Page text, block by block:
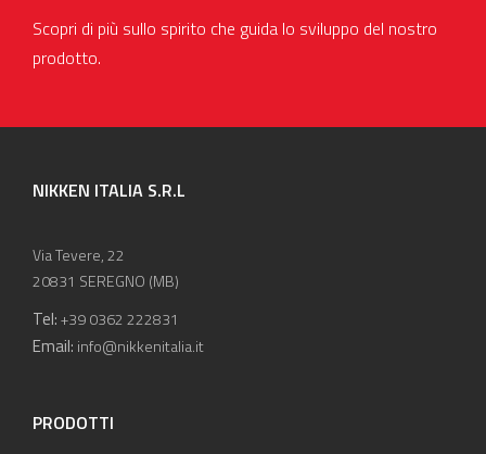
Scopri di più sullo spirito che guida lo sviluppo del nostro
prodotto.
NIKKEN ITALIA S.R.L
Via Tevere, 22
20831 SEREGNO (MB)
Tel:+39 0362 222831
Email: info@nikkenitalia.it
PRODOTTI